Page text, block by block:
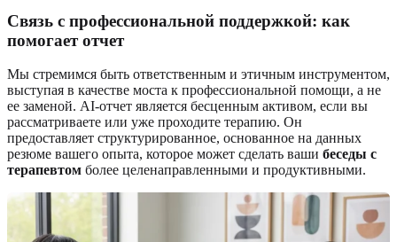
Связь с профессиональной поддержкой: как
помогает отчет
Мы стремимся быть ответственным и этичным инструментом,
выступая в качестве моста к профессиональной помощи, а не
ее заменой. AI-отчет является бесценным активом, если вы
рассматриваете или уже проходите терапию. Он
предоставляет структурированное, основанное на данных
резюме вашего опыта, которое может сделать ваши беседы с
терапевтом более целенаправленными и продуктивными.